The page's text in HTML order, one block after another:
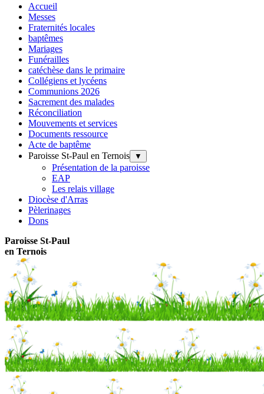
Accueil
Messes
Fraternités locales
baptêmes
Mariages
Funérailles
catéchèse dans le primaire
Collégiens et lycéens
Communions 2026
Sacrement des malades
Réconciliation
Mouvements et services
Documents ressource
Acte de baptême
Paroisse St-Paul en Ternois
▼
Présentation de la paroisse
EAP
Les relais village
Diocèse d'Arras
Pèlerinages
Dons
Paroisse St-Paul
en Ternois